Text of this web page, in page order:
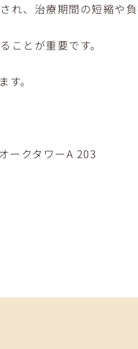
れ、治療期間の短縮や
ことが重要です。
。
ークタワーA 203